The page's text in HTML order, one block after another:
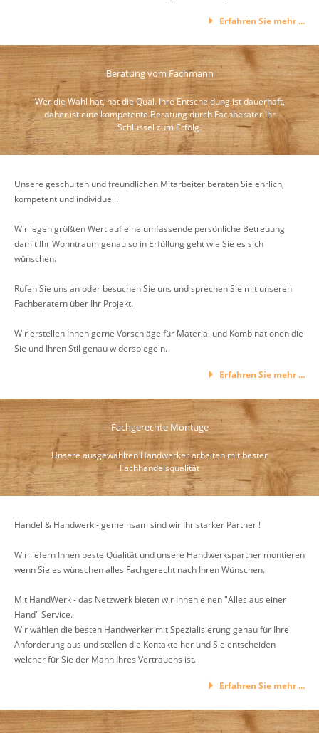
Erfahren Sie mehr ...
Beratung vom Fachmann
Wer die Wahl hat, hat die Qual. Ihre Entscheidung ist dauerhaft,
daher ist eine kompetente Beratung durch Fachberater Ihr
Schlüssel zum Erfolg.
Unsere geschulten und freundlichen Mitarbeiter beraten Sie ehrlich,
kompetent und individuell.
Wir legen größten Wert auf eine umfassende persönliche Betreuung
damit Ihr Wohntraum genau so in Erfüllung geht wie Sie es sich
wünschen.
Rufen Sie uns an oder besuchen Sie uns und sprechen Sie mit unseren
Fachberatern über Ihr Projekt.
Wir erstellen Ihnen gerne Vorschläge für Material und Kombinationen die
Sie und Ihren Stil genau widerspiegeln.
Erfahren Sie mehr ...
Fachgerechte Montage
Unsere ausgewählten Handwerker arbeiten mit bester
Fachhandelsqualität
Handel & Handwerk - gemeinsam sind wir Ihr starker Partner !
Wir liefern Ihnen beste Qualität und unsere Handwerkspartner montieren
wenn Sie es wünschen alles Fachgerecht nach Ihren Wünschen.
Mit HandWerk - das Netzwerk bieten wir Ihnen einen "Alles aus einer
Hand" Service.
Wir wählen die besten Handwerker mit Spezialisierung genau für Ihre
Anforderung aus und stellen die Kontakte her und Sie entscheiden
welcher für Sie der Mann Ihres Vertrauens ist.
Erfahren Sie mehr ...